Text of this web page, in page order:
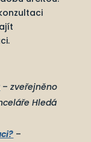
–zveřejněno
Hledá
–